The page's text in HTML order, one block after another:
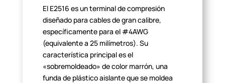
El E2516 es un terminal de compresión
diseñado para cables de grancalibre,
específicamente para el #4AWG
(equivalente a 25 milímetros). Su
característica principal es el
«sobremoldeado» de color marrón, una
funda de plástico aislante que se moldea